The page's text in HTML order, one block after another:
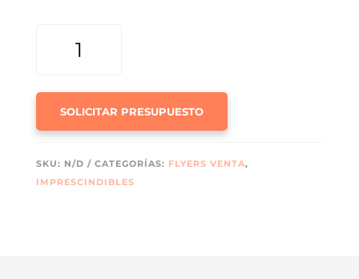
135GRS.SOLICITAR PRESUPUESTO
SKU: N/D CATEGORÍAS: FLYERS VENTA,
IMPRESCINDIBLES